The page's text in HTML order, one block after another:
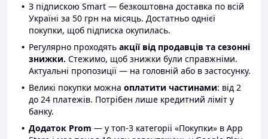
З підпискою Smart — безкоштовна доставка по всій
Україні за 50 грн на місяць. Достатньо однієї
покупки, щоб підписка окупилась.
Регулярно проходять акції від продавців та сезонні
знижки. Стежимо, щоб знижки були справжніми.
Актуальні пропозиції — на головній або в застосунку.
Великі покупки можна оплатити частинами: від 2
до 24 платежів. Потрібен лише кредитний ліміт у
банку.
Додаток Prom — у топ-3 категорії «Покупки» в App